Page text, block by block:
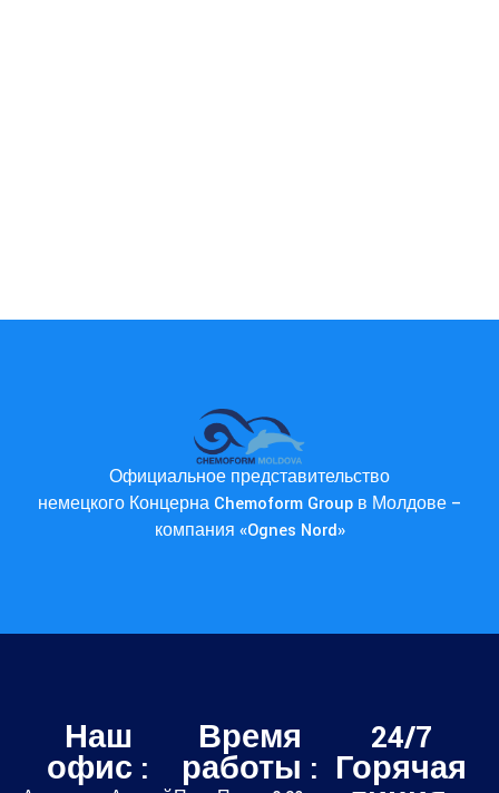
Официальное представительство
немецкого Концерна Chemoform Group в Молдове –
компания «Ognes Nord»
Наш
офис :
Время
работы :
24/7
Горячая